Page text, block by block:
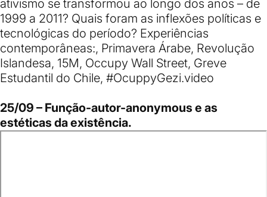
ativismo se transformou ao longo dos anos – de
1999 a 2011? Quais foram as inflexões políticas e
tecnológicas do período? Experiências
contemporâneas:, Primavera Árabe, Revolução
Islandesa, 15M, Occupy Wall Street, Greve
Estudantil do Chile, #OcuppyGezi.video
25/09 – Função-autor-anonymous e as
estéticas da existência.